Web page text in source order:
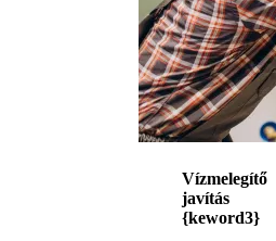
Vízmelegítő
javítás
{keword3}